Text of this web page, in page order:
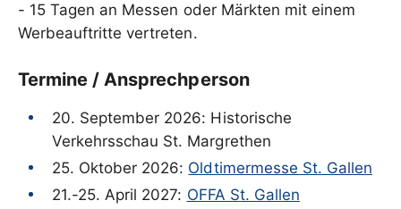
- 15 Tagen an Messen oder Märkten mit einem
Termine / Ansprechperson
20. September 2026: Historische
Verkehrsschau St. Margrethen
25. Oktober 2026: Oldtimermesse St. Gallen
21.-25. April 2027: OFFA St. Gallen